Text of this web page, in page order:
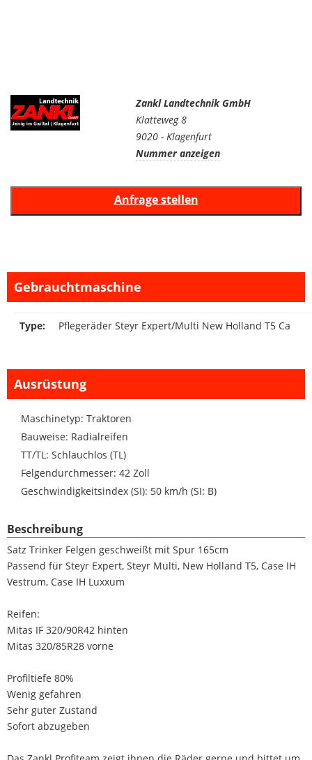
Zankl Landtechnik GmbH
Klatteweg 8
9020 - Klagenfurt
Nummer anzeigen
Gebrauchtmaschine
Type: Pflegeräder Steyr Expert/Multi New Holland T5 Ca
Ausrüstung
Maschinetyp: Traktoren
Bauweise: Radialreifen
TT/TL: Schlauchlos (TL)
Felgendurchmesser: 42 Zoll
Geschwindigkeitsindex (SI): 50 km/h (SI: B)
Beschreibung
Satz Trinker Felgen geschweißt mit Spur 165cm
Passend für Steyr Expert, Steyr Multi, New Holland T5, Case IH
Vestrum, Case IH Luxxum
Reifen:
Mitas IF 320/90R42 hinten
Mitas 320/85R28 vorne
Profiltiefe 80%
Wenig gefahren
Sehr guter Zustand
Sofort abzugeben